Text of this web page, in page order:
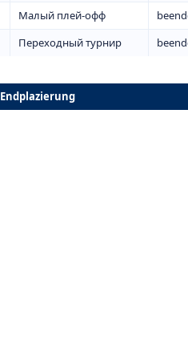
Малый плей-офф
Переходный турнир
Endplazierung